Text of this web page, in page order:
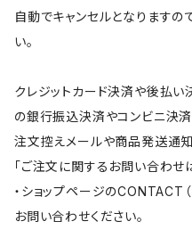
自動でキャンセルとなります
い。
クレジットカード決済や後払い
の銀行振込決済やコンビニ決
注文控えメールや商品発送通
「ご注文に関するお問い合わせ
・ショップページのCONTACT
お問い合わせください。